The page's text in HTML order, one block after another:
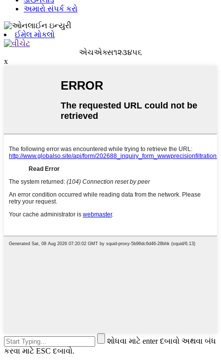
અમારો સંપર્ક કરો
ઈમેલ મોકલો
એચએક્સ૧૨૩૪૫૬
x
શોધવા માટે enter દબાવો અથવા બંધ
કરવા માટે ESC દબાવો.